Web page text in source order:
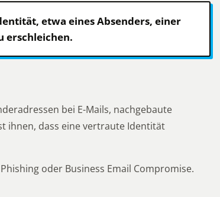
etwa eines Absenders, einer
erschleichen.
bei E-Mails, nachgebaute
ihnen, dass eine vertraute Identität
oder Business Email Compromise.